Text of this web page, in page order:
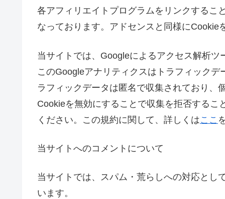
各アフィリエイトプログラムをリンクするこ
なっております。アドセンスと同様にCookie
当サイトでは、Googleによるアクセス解析ツ
このGoogleアナリティクスはトラフィック
ラフィックデータは匿名で収集されており、
Cookieを無効にすることで収集を拒否する
ください。この規約に関して、詳しくはここ
当サイトへのコメントについて
当サイトでは、スパム・荒らしへの対応とし
います。